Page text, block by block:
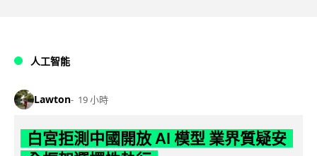
人工智能
Lawton 19 小時
白宮拒測中國開放 AI 模型 業界質疑安